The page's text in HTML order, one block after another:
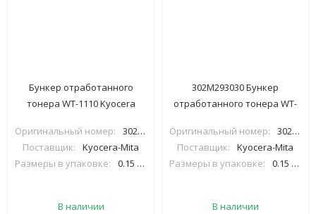
Бункер отработанного
тонера WT-1110 Kyocera
Оригинальный номер:
302M293030
Поставщик:
Kyocera-Mita
Размеры в упаковке:
0.15 м×0.06 м×0.22 м
В наличии
302M293030 Бункер
отработанного тонера WT-
FS1020/1025/1120 (O)
Оригинальный номер:
302M293030
Поставщик:
Kyocera-Mita
Размеры в упаковке:
0.15 м×0.07 м×0.23 м
В наличии